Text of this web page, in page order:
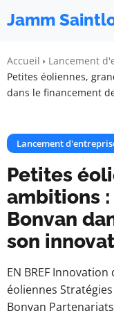
Jamm
Accueil
Lancement
Petites éoliennes,
dans le financement
Lancement
Petites
ambitions
Bonvan
son
EN BREF
éoliennes
Bonvan